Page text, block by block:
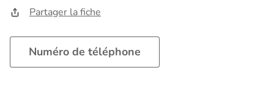
Partager la fiche
Numéro de téléphone